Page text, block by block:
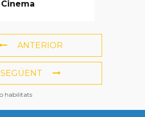
ANTERIOR
SEGÜENT
habilitats